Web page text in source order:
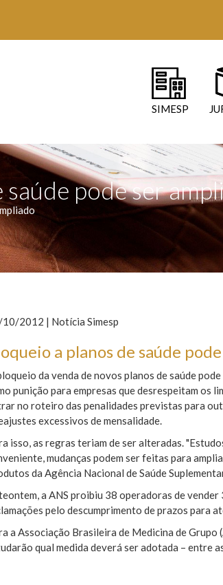
SIMESP
pode ser
2012 | Notícia Simesp
a planos de saúde
da venda de novos planos de saúde
punição para empresas que desrespeitam os
no roteiro das penalidades previstas para
excessivos de mensalidade.
isso, as regras teriam de ser alteradas.
mudanças podem ser feitas para
da Agência Nacional de Saúde
a ANS proibiu 38 operadoras de
pelo descumprimento de prazos para
a Associação Brasileira de Medicina de
qual medida deverá ser adotada – entre